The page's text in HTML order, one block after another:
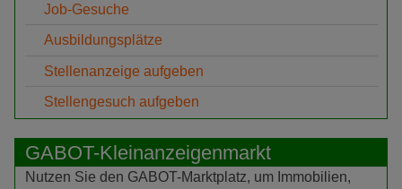
Job-Gesuche
Ausbildungsplätze
Stellenanzeige aufgeben
Stellengesuch aufgeben
GABOT-Kleinanzeigenmarkt
Nutzen Sie den GABOT-Marktplatz, um Immobilien,